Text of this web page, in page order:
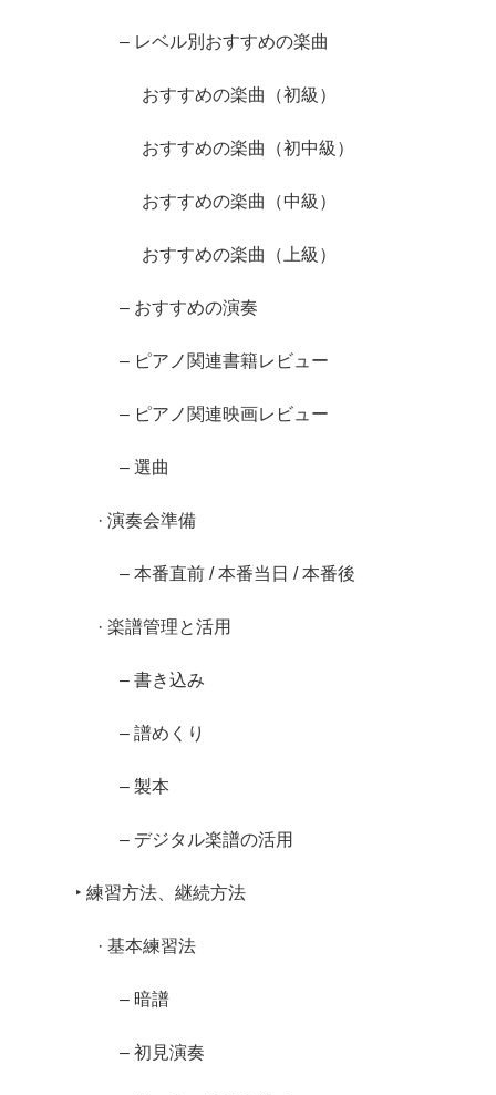
– レベル別おすすめの楽曲
おすすめの楽曲（初級）
おすすめの楽曲（初中級）
おすすめの楽曲（中級）
おすすめの楽曲（上級）
– おすすめの演奏
– ピアノ関連書籍レビュー
– ピアノ関連映画レビュー
– 選曲
· 演奏会準備
– 本番直前 / 本番当日 / 本番後
· 楽譜管理と活用
– 書き込み
– 譜めくり
– 製本
– デジタル楽譜の活用
‣ 練習方法、継続方法
· 基本練習法
– 暗譜
– 初見演奏